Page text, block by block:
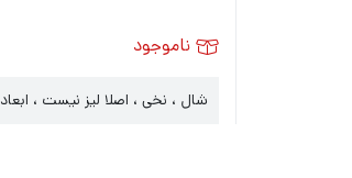
ناموجود
شال ، نخی ، اصلا لیز نیست ، ابعاد 90*180 ، مناسب فصل بهار و تابستان